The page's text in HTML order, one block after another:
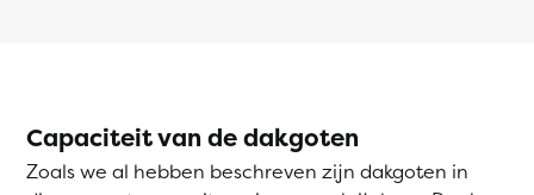
Capaciteit van de dakgoten
Zoals we al hebben beschreven zijn dakgoten in